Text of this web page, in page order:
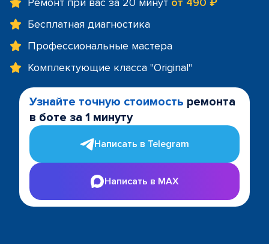
Бесплатная диагностика
Профессиональные мастера
Комплектующие класса "Original"
Узнайте точную стоимость ремонта
в боте за 1 минуту
Написать в Telegram
Написать в MAX